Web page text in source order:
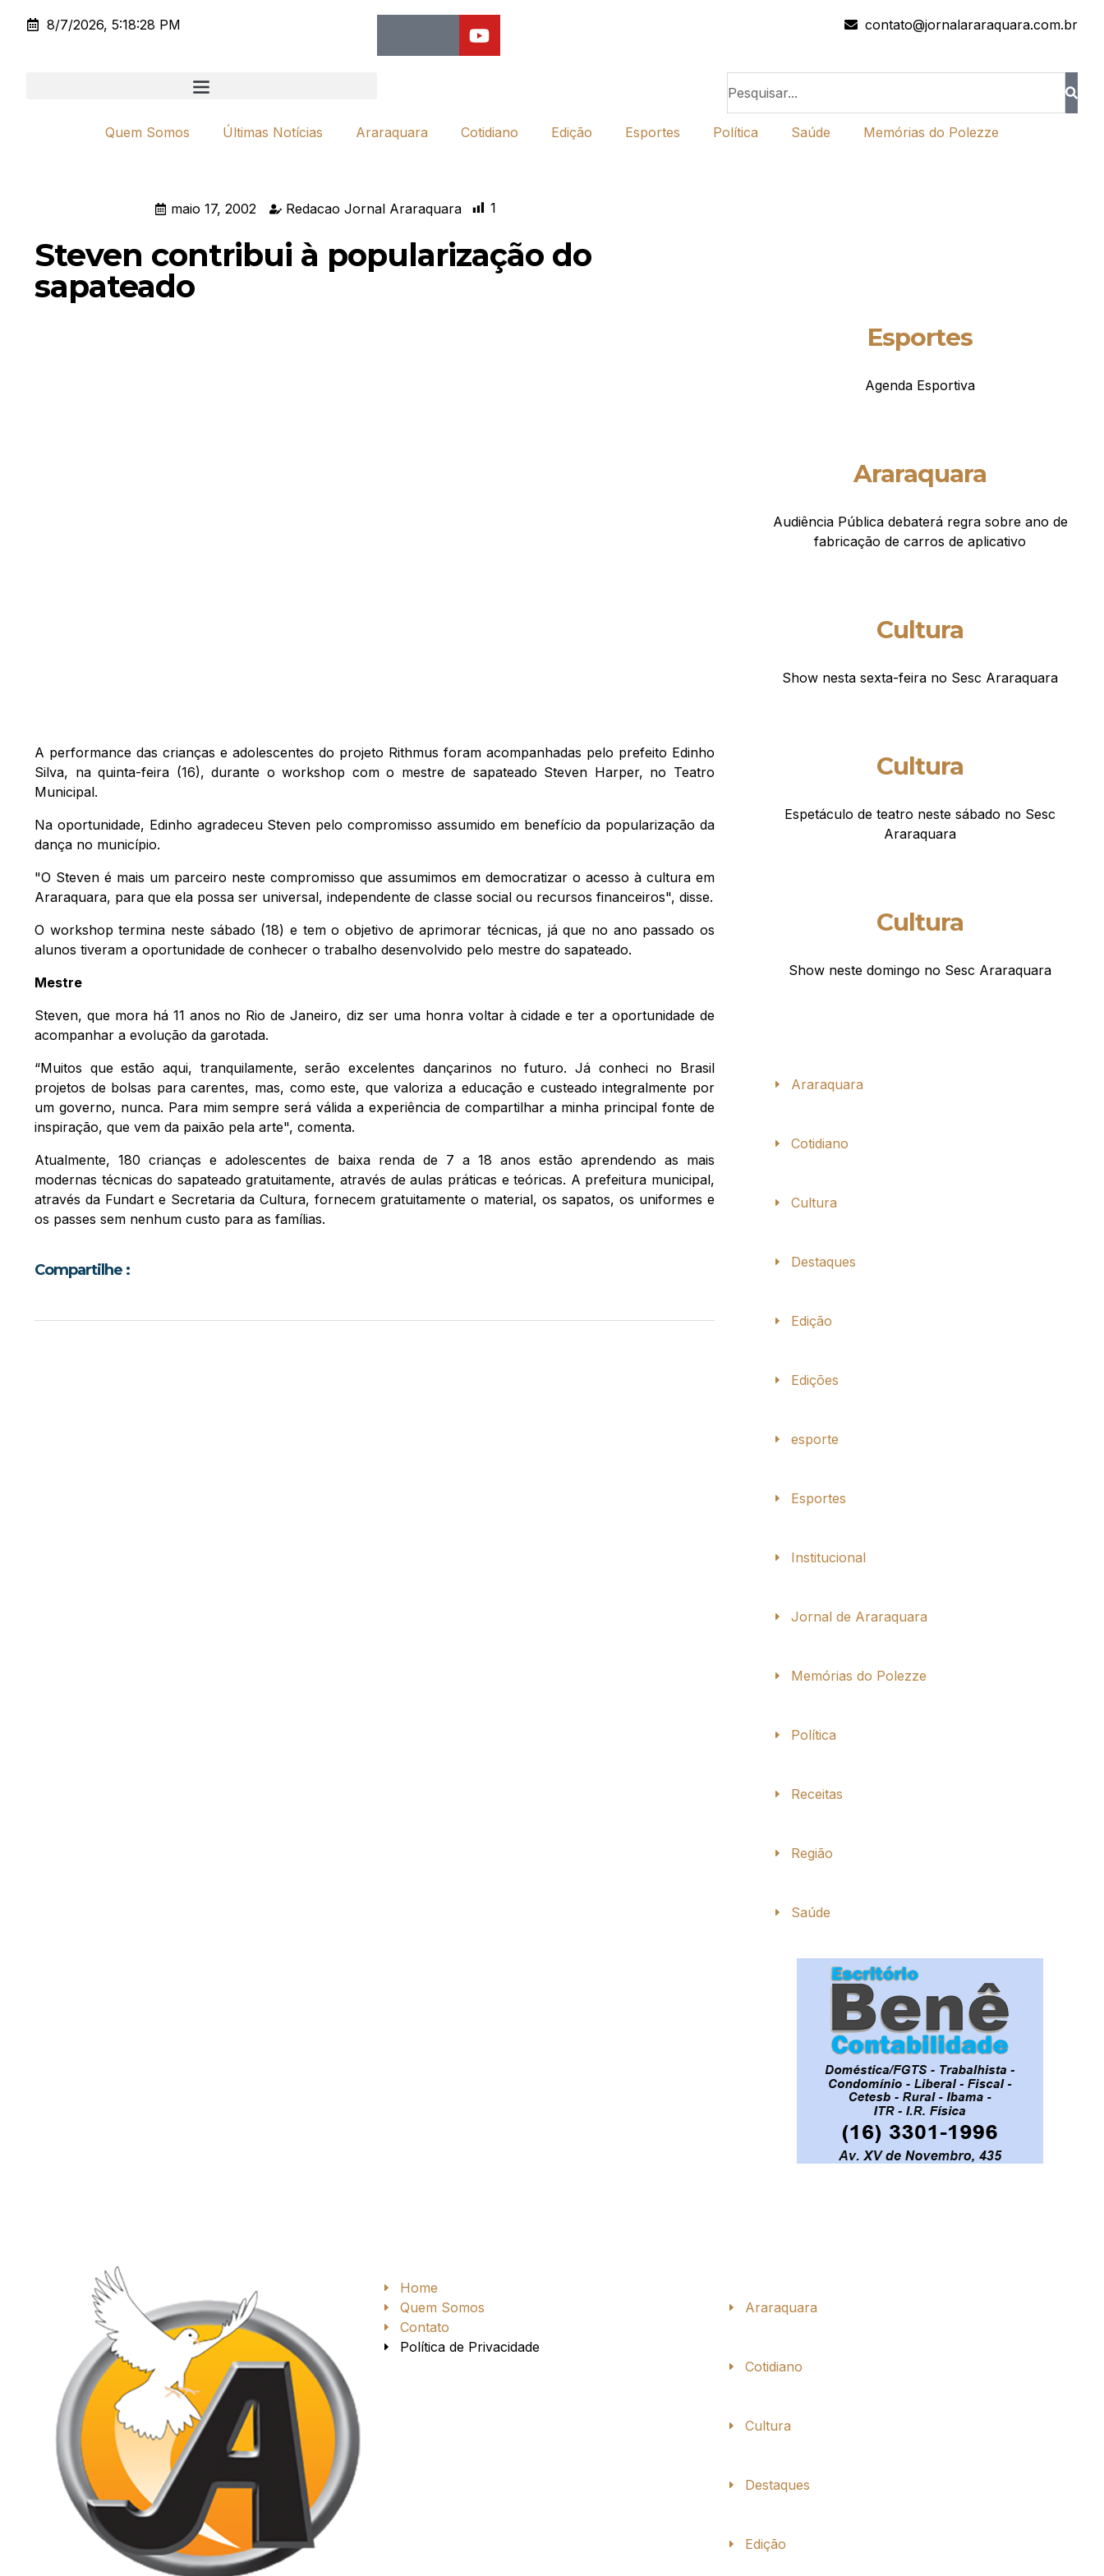
8/7/2026, 5:18:28 PM contato@jornalararaquara.com.br
Quem Somos Últimas Notícias Araraquara Cotidiano Edição Esportes Política Saúde Memórias do Polezze
maio 17, 2002 Redacao Jornal Araraquara 1
Steven contribui à popularização do
sapateado
A performance das crianças e adolescentes do projeto Rithmus foram acompanhadas pelo prefeito Edinho
Silva, na quinta-feira (16), durante o workshop com o mestre de sapateado Steven Harper, no Teatro
Municipal.
Na oportunidade, Edinho agradeceu Steven pelo compromisso assumido em benefício da popularização da
dança no município.
"O Steven é mais um parceiro neste compromisso que assumimos em democratizar o acesso à cultura em
Araraquara, para que ela possa ser universal, independente de classe social ou recursos financeiros", disse.
O workshop termina neste sábado (18) e tem o objetivo de aprimorar técnicas, já que no ano passado os
alunos tiveram a oportunidade de conhecer o trabalho desenvolvido pelo mestre do sapateado.
Mestre
Steven, que mora há 11 anos no Rio de Janeiro, diz ser uma honra voltar à cidade e ter a oportunidade de
acompanhar a evolução da garotada.
“Muitos que estão aqui, tranquilamente, serão excelentes dançarinos no futuro. Já conheci no Brasil
projetos de bolsas para carentes, mas, como este, que valoriza a educação e custeado integralmente por
um governo, nunca. Para mim sempre será válida a experiência de compartilhar a minha principal fonte de
inspiração, que vem da paixão pela arte", comenta.
Atualmente, 180 crianças e adolescentes de baixa renda de 7 a 18 anos estão aprendendo as mais
modernas técnicas do sapateado gratuitamente, através de aulas práticas e teóricas. A prefeitura municipal,
através da Fundart e Secretaria da Cultura, fornecem gratuitamente o material, os sapatos, os uniformes e
os passes sem nenhum custo para as famílias.
Compartilhe :
Esportes
Agenda Esportiva
Araraquara
Audiência Pública debaterá regra sobre ano de
fabricação de carros de aplicativo
Cultura
Show nesta sexta-feira no Sesc Araraquara
Cultura
Espetáculo de teatro neste sábado no Sesc
Araraquara
Cultura
Show neste domingo no Sesc Araraquara
Araraquara
Cotidiano
Cultura
Destaques
Edição
Edições
esporte
Esportes
Institucional
Jornal de Araraquara
Memórias do Polezze
Política
Receitas
Região
Saúde
Home
Quem Somos
Contato
Política de Privacidade
Araraquara
Cotidiano
Cultura
Destaques
Edição